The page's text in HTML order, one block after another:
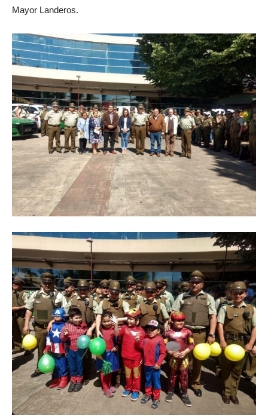
Mayor Landeros.